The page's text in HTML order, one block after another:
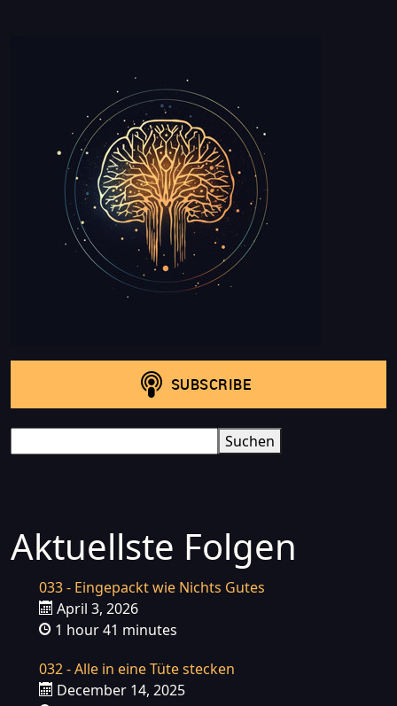
Suchen
Aktuellste Folgen
033 - Eingepackt wie Nichts Gutes
April 3, 2026
1 hour 41 minutes
032 - Alle in eine Tüte stecken
December 14, 2025